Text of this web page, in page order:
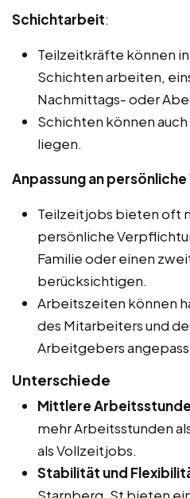
Schichtarbeit:
Teilzeitkräfte können
Schichten arbeiten,
Nachmittags- oder
Schichten können
liegen.
Anpassung an
Teilzeitjobs bieten oft
persönliche
Familie oder einen
berücksichtigen.
Arbeitszeiten können
des Mitarbeiters und
Arbeitgebers
Unterschiede
Mittlere
mehr Arbeitsstunden
als Vollzeitjobs.
Stabilität und